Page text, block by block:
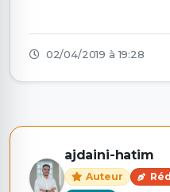
02/04/2019 à 19:28
ajdaini-hatim
Auteur